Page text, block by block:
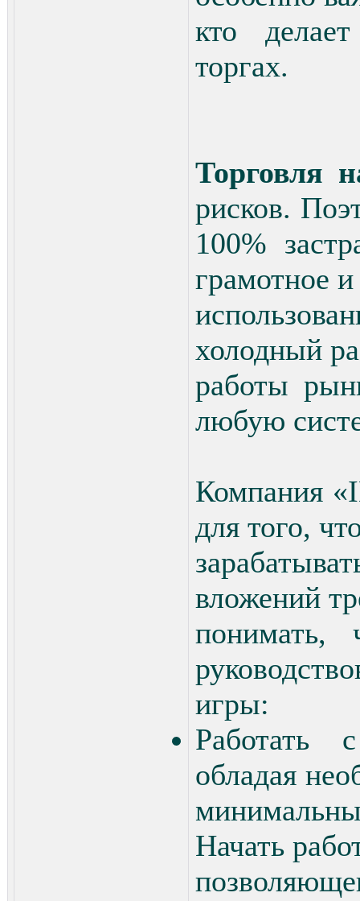
кто
торгах.
Торговля
рисков.
100%
грамотное
холодный
работы
любую
Компания
для того,
вложений
игры:
Работать
обладая
Начать